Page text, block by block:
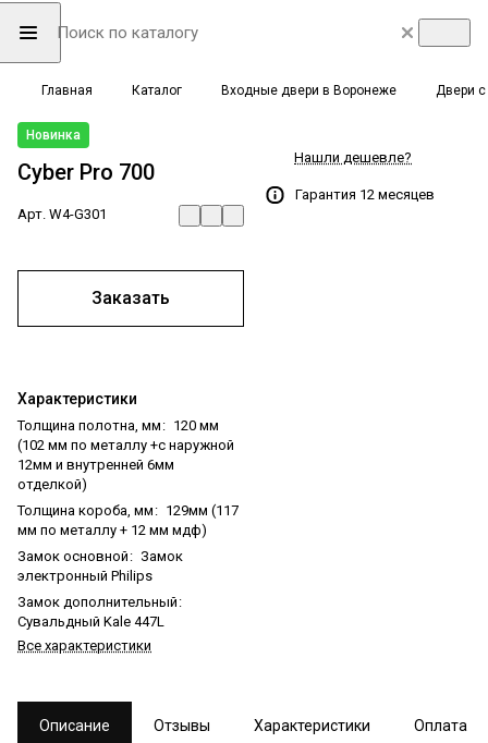
Главная Каталог Входные двери в Воронеже Двери
Новинка
Cyber Pro 700
Арт. W4-G301
Заказать
Характеристики
Толщина полотна, мм : 120 мм
(102 мм по металлу +с наружной
12мм и внутренней 6мм
отделкой)
Толщина короба, мм : 129мм (117
мм по металлу + 12 мм мдф)
Замок основной : Замок
электронный Philips
Замок дополнительный :
Сувальдный Kale 447L
Все характеристики
Нашли дешевле?
Гарантия 12 месяцев
Описание Отзывы Характеристики Оплата